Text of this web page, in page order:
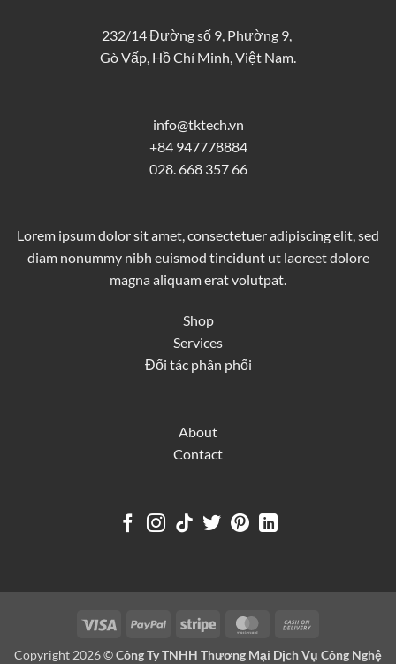
232/14 Đường số 9, Phường 9,
Gò Vấp, Hồ Chí Minh, Việt Nam.
info@tktech.vn
+84 947778884
028. 668 357 66
Lorem ipsum dolor sit amet, consectetuer adipiscing elit, sed
diam nonummy nibh euismod tincidunt ut laoreet dolore
magna aliquam erat volutpat.
Shop
Services
Đối tác phân phối
About
Contact
Visa PayPal Stripe MasterCard
Copyright 2026 ©Công Ty TNHH Thương Mại Dịch Vụ Công Nghệ